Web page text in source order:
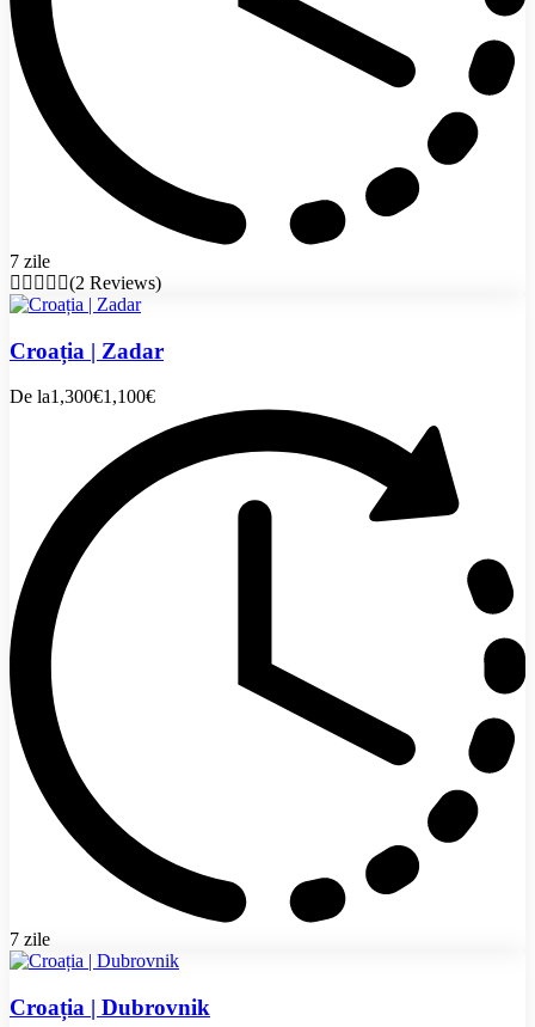
7 zile
(2 Reviews)
Croația | Zadar
De la1,300€1,100€
7 zile
Croația | Dubrovnik